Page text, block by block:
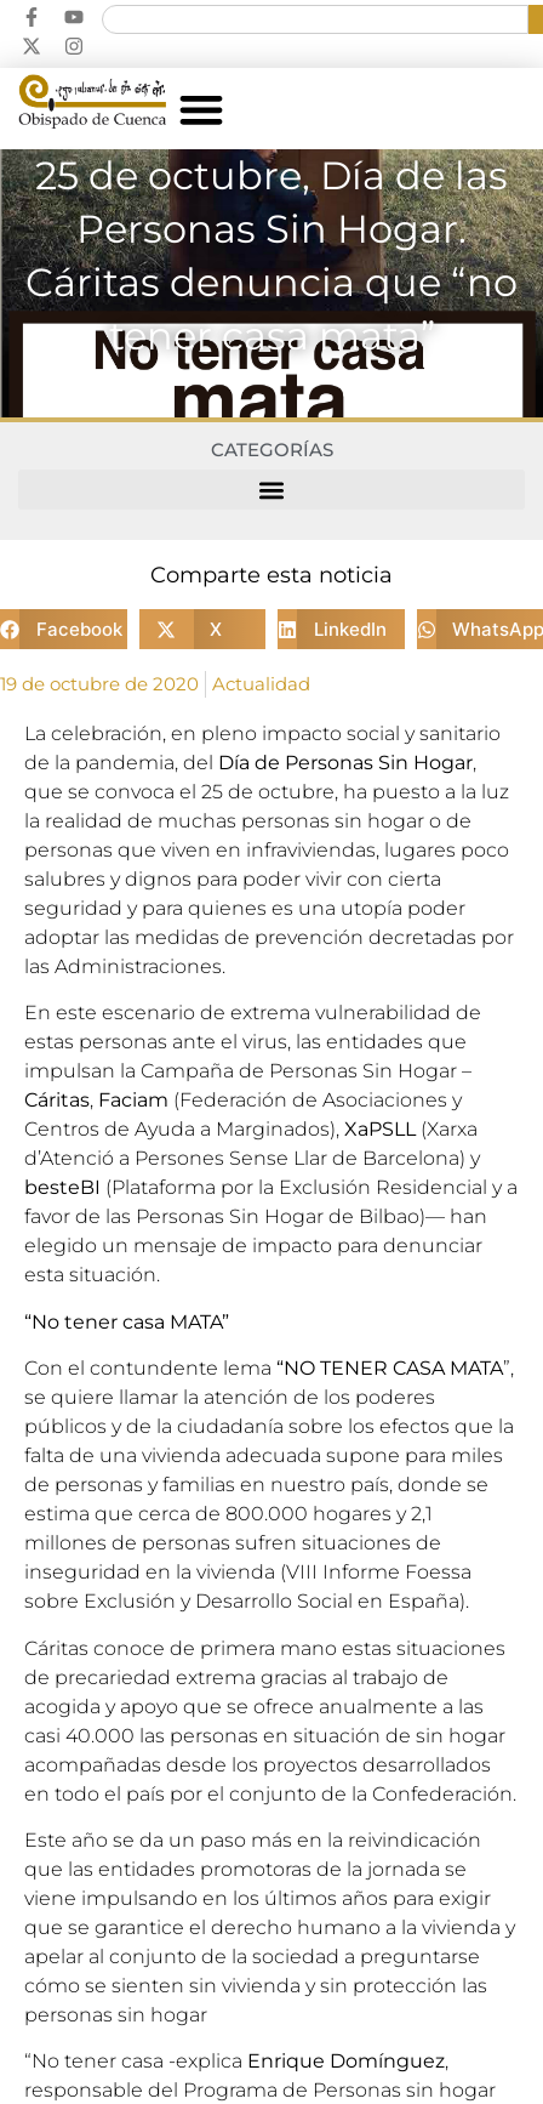
25 de octubre, Día de las
Personas Sin Hogar.
Cáritas denuncia que “no
tener casa mata”
CATEGORÍAS
Comparte esta noticia
Facebook X LinkedIn WhatsApp
19 de octubre de 2020 Actualidad
La celebración, en pleno impacto social y sanitario
de la pandemia, del Día de Personas Sin Hogar,
que se convoca el 25 de octubre, ha puesto a la luz
la realidad de muchas personas sin hogar o de
personas que viven en infraviviendas, lugares poco
salubres y dignos para poder vivir con cierta
seguridad y para quienes es una utopía poder
adoptar las medidas de prevención decretadas por
las Administraciones.
En este escenario de extrema vulnerabilidad de
estas personas ante el virus, las entidades que
impulsan la Campaña de Personas Sin Hogar –
Cáritas, Faciam (Federación de Asociaciones y
Centros de Ayuda a Marginados), XaPSLL(Xarxa
d’Atenció a Persones Sense Llar de Barcelona) y
besteBI (Plataforma por la Exclusión Residencial y a
favor de las Personas Sin Hogar de Bilbao)— han
elegido un mensaje de impacto para denunciar
esta situación.
“No tener casa MATA”
Con el contundente lema “NO TENER CASA MATA”,
se quiere llamar la atención de los poderes
públicos y de la ciudadanía sobre los efectos que la
falta de una vivienda adecuada supone para miles
de personas y familias en nuestro país, donde se
estima que cerca de 800.000 hogares y 2,1
millones de personas sufren situaciones de
inseguridad en la vivienda (VIII Informe Foessa
sobre Exclusión y Desarrollo Social en España).
Cáritas conoce de primera mano estas situaciones
de precariedad extrema gracias al trabajo de
acogida y apoyo que se ofrece anualmente a las
casi 40.000 las personas en situación de sin hogar
acompañadas desde los proyectos desarrollados
en todo el país por el conjunto de la Confederación.
Este año se da un paso más en la reivindicación
que las entidades promotoras de la jornada se
viene impulsando en los últimos años para exigir
que se garantice el derecho humano a la vivienda y
apelar al conjunto de la sociedad a preguntarse
cómo se sienten sin vivienda y sin protección las
personas sin hogar
“No tener casa -explica Enrique Domínguez,
responsable del Programa de Personas sin hogar